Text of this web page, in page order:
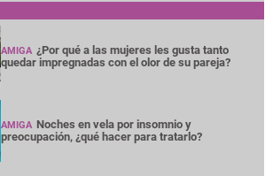
AMIGA ¿Por qué a las mujeres les gusta tanto
quedar impregnadas con el olor de su pareja?
AMIGA Noches en vela por insomnio y
preocupación, ¿qué hacer para tratarlo?